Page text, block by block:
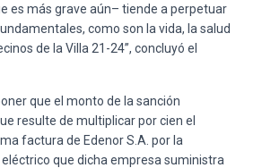
es más grave aún– tiende a perpetuar
como son la vida, la salud
de la Villa 21-24”, concluyó el
que el monto de la sanción
resulte de multiplicar por cien el
factura de Edenor S.A. por la
que dicha empresa suministra